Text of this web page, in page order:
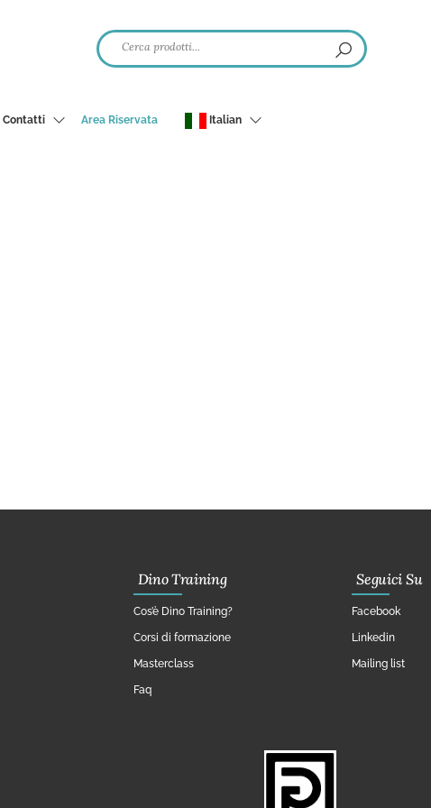
Contatti Area Riservata Italian
Dino Training
Cos’è Dino Training?
Corsi di formazione
Masterclass
Faq
Seguici Su
Facebook
Linkedin
Mailing list